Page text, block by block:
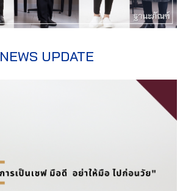
NEWS UPDATE